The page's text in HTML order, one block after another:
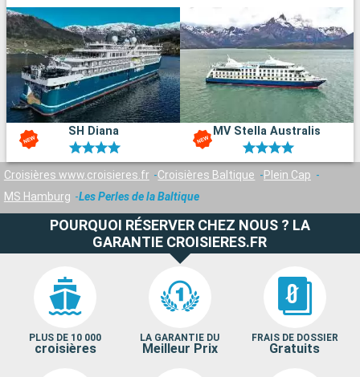
SH Diana MV Stella Australis
Croisières www.croisieres.fr Croisières Baltique
Plein Cap
MS Hamburg
Les Perles de la Baltique
POURQUOI RÉSERVER CHEZ NOUS ? LA
GARANTIE CROISIERES.FR
PLUS DE 10 000
croisières
LA GARANTIE DU
Meilleur Prix
FRAIS DE DOSSIER
Gratuits